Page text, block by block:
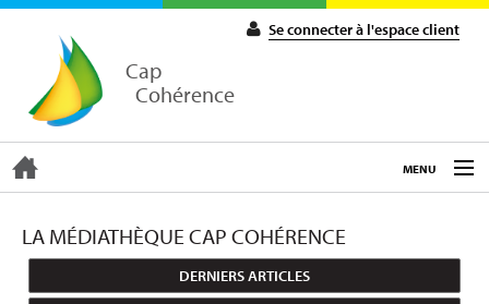
Cap
Cohérence
Se connecter à l'espace client
MENU
ACCUEIL
EXPERTISE
LA MÉDIATHÈQUE CAP COHÉRENCE
DERNIERS ARTICLES